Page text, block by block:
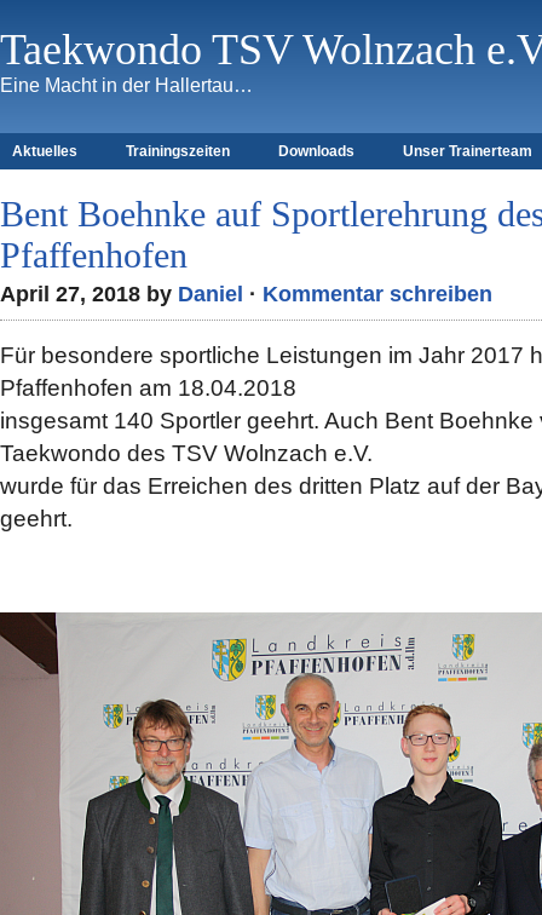
Taekwondo TSV Wolnzach
Eine Macht in der Hallertau…
Aktuelles Trainingszeiten Downloads Unser Trainerteam
Bent Boehnke auf Sportlerehrung
Pfaffenhofen
April 27, 2018 by Daniel · Kommentar schreiben
Für besondere sportliche Leistungen im Jahr 2017
Pfaffenhofen am 18.04.2018
insgesamt 140 Sportler geehrt. Auch Bent Boehnke
Taekwondo des TSV Wolnzach e.V.
wurde für das Erreichen des dritten Platz auf der
geehrt.